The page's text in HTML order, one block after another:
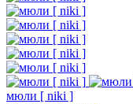
мюли [ niki ]